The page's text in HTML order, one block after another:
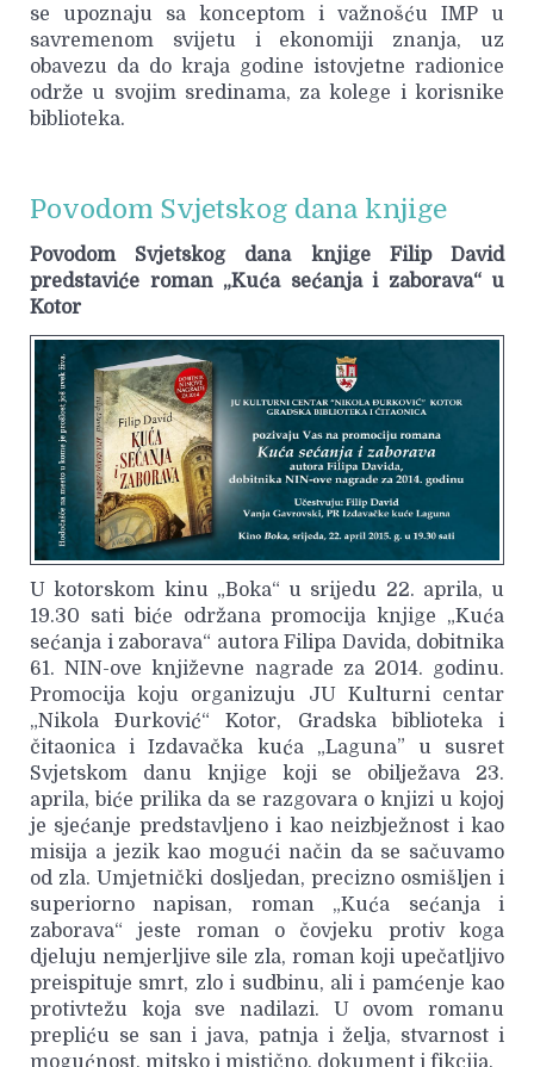
se upoznaju sa konceptom i važnošću IMP u
savremenom svijetu i ekonomiji znanja, uz
obavezu da do kraja godine istovjetne radionice
održe u svojim sredinama, za kolege i korisnike
biblioteka.
Povodom Svjetskog dana knjige
Povodom Svjetskog dana knjige Filip David
predstaviće roman „Kuća sećanja i zaborava“ u
Kotor
U kotorskom kinu „Boka“ u srijedu 22. aprila, u
19.30 sati biće održana promocija knjige „Kuća
sećanja i zaborava“ autora Filipa Davida, dobitnika
61. NIN-ove književne nagrade za 2014. godinu.
Promocija koju organizuju JU Kulturni centar
„Nikola Đurković“ Kotor, Gradska biblioteka i
čitaonica i Izdavačka kuća „Laguna” u susret
Svjetskom danu knjige koji se obilježava 23.
aprila, biće prilika da se razgovara o knjizi u kojoj
je sjećanje predstavljeno i kao neizbježnost i kao
misija a jezik kao mogući način da se sačuvamo
od zla. Umjetnički dosljedan, precizno osmišljen i
superiorno napisan, roman „Kuća sećanja i
zaborava“ jeste roman o čovjeku protiv koga
djeluju nemjerljive sile zla, roman koji upečatljivo
preispituje smrt, zlo i sudbinu, ali i pamćenje kao
protivtežu koja sve nadilazi. U ovom romanu
prepliću se san i java, patnja i želja, stvarnost i